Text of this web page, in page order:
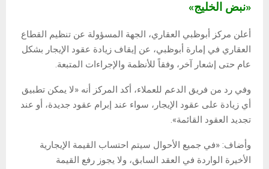
«نبض الخليج»
أعلن مركز أبوظبي العقاري، الجهة المسؤولة عن تنظيم القطاع
العقاري في إمارة أبوظبي، عن إيقاف زيادة عقود الإيجار بشكل
عام حتى إشعار آخر، وفقاً للأنظمة والإجراءات المتبعة.
وفي رد من فريق الدعم للعملاء، أكد المركز أنه «لا يمكن تطبيق
أي زيادة على عقود الإيجار، سواء عند إبرام عقود جديدة، أو عند
تجديد العقود القائمة».
وأضاف: «في جميع الأحوال سيتم احتساب القيمة الإيجارية
الأخيرة الواردة في العقد السابق، ولا يجوز رفع القيمة